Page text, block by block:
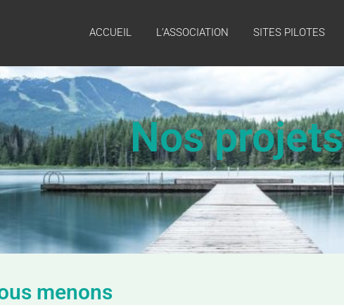
ACCUEIL L’ASSOCIATION SITES PILOTES
Nos projets
menons